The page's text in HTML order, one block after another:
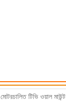
মোটরচালিত টিভি ওয়াল মাউন্ট